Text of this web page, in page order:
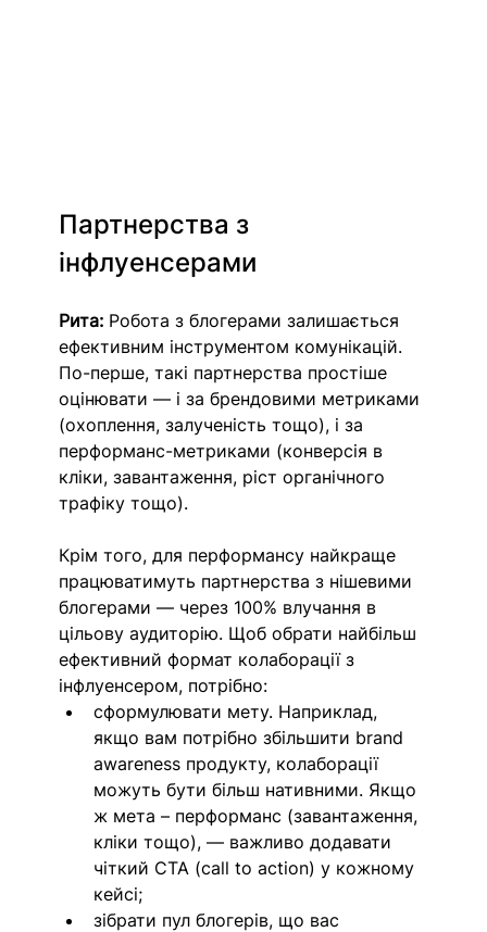
Партнерства з
інфлуенсерами
Рита: Робота з блогерами залишається
ефективним інструментом комунікацій.
По-перше, такі партнерства простіше
оцінювати — і за брендовими метриками
(охоплення, залученість тощо), і за
перформанс-метриками (конверсія в
кліки, завантаження, ріст органічного
трафіку тощо).
Крім того, для перформансу найкраще
працюватимуть партнерства з нішевими
блогерами — через 100% влучання в
цільову аудиторію. Щоб обрати найбільш
ефективний формат колаборації з
інфлуенсером, потрібно:
сформулювати мету. Наприклад,
якщо вам потрібно збільшити brand
awareness продукту, колаборації
можуть бути більш нативними. Якщо
ж мета – перформанс (завантаження,
кліки тощо), — важливо додавати
чіткий CTA (call to action) у кожному
кейсі;
зібрати пул блогерів, що вас